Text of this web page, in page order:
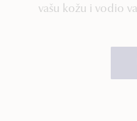
vašu kožu i vodio